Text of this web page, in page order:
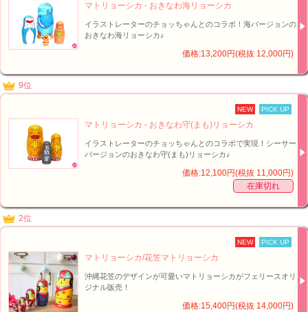
マトリョーシカ - おきなわ海リョーシカ
イラストレーターのチョッちゃんとのコラボ！海バージョンの
おきなわ海リョーシカ♪
価格:13,200円(税抜 12,000円)
9位
NEW PICK UP
マトリョーシカ - おきなわ守(まも)リョーシカ
イラストレーターのチョッちゃんとのコラボで実現！シーサー
バージョンのおきなわ守(まも)リョーシカ♪
価格:12,100円(税抜 11,000円)
在庫切れ
2位
NEW PICK UP
マトリョーシカ/花笠マトリョーシカ
沖縄花笠のデザインが可愛いマトリョーシカがフェリースオリ
ジナル販売！
価格:15,400円(税抜 14,000円)